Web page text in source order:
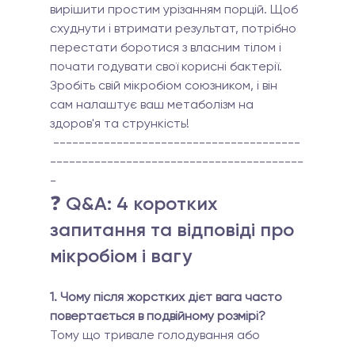
вирішити простим урізанням порцій. Щоб
схуднути і втримати результат, потрібно
перестати боротися з власним тілом і
почати годувати свої корисні бактерії.
Зробіть свій мікробіом союзником, і він
сам налаштує ваш метаболізм на
здоров'я та стрункість!
----------------------------------------
-
❓ Q&A: 4 коротких
запитання та відповіді про
мікробіом і вагу
1. Чому після жорстких дієт вага часто
повертається в подвійному розмірі?
Тому що тривале голодування або